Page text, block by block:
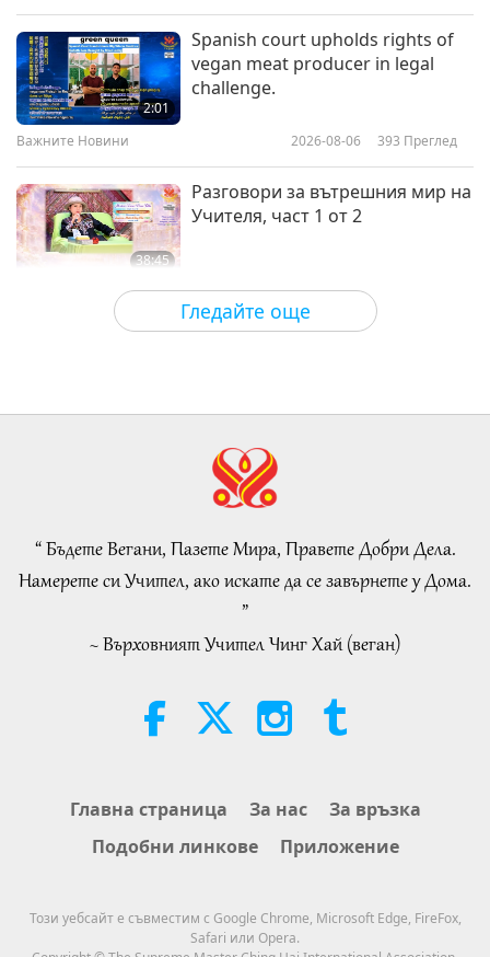
Живейте в радост, част 1 от 7
Гледайте още
2:01
Spanish court upholds rights of
vegan meat producer in legal
challenge.
Важните Новини 2026-08-06 393 Преглед
38:45
Разговори за вътрешния мир на
Учителя, част 1 от 2
Между Учителя и учениците 2026-08-06 1049
25:38
3:46
“Fast Charge” Is Wonderful Way
Whenever Material World Begins
to Feel Too Imposing
Важните Новини 2026-08-05 Преглед
38:07
Важните Новини
Islamic Ethics on Water:
Selections from the Hadith, Part 1
of 2
“ Бъдете Вегани, Пазете Мира, Правете Добри Дела.
Намерете си Учител, ако искате да се завърнете у Дома.
”
~ Върховният Учител Чинг Хай (веган)
Главна страница За нас
За връзка
Подобни линкове
Приложение
Този уебсайт е съвместим с Google Chrome, Microsoft Edge, FireFox,
Safari или Opera.